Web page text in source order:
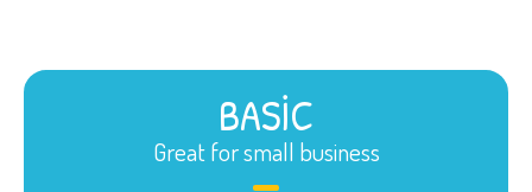
BASIC
Great for small business